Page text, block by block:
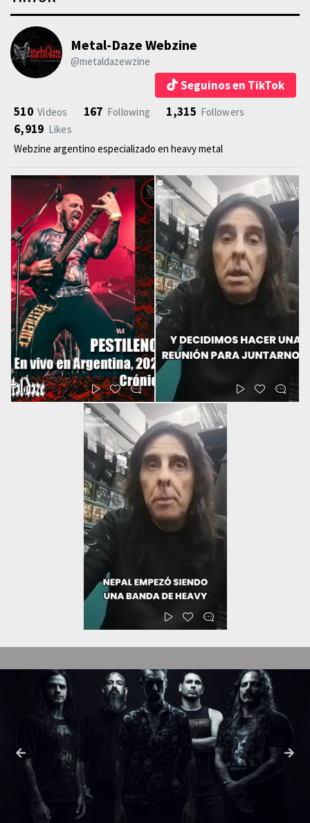
Metal-Daze Webzine
@metaldazewzine
Seguinos en TikTok
510 Videos 167 Following 1,315 Followers
6,919 Likes
Webzine argentino especializado en heavy metal